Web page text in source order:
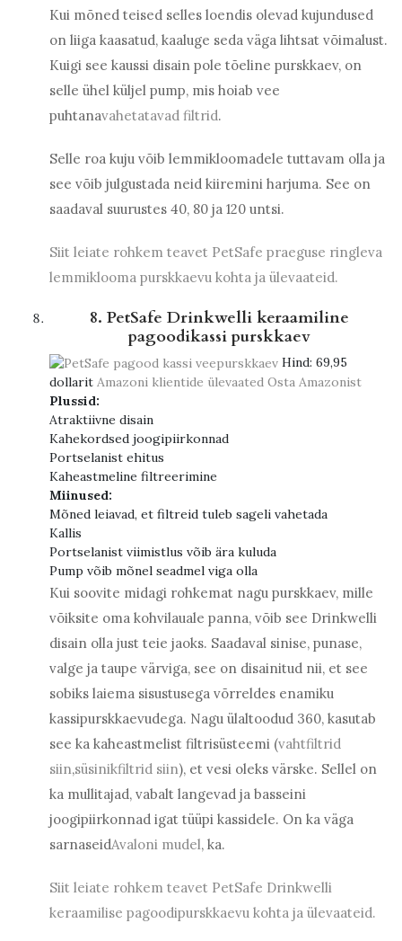
Kui mõned teised selles loendis olevad kujundused
on liiga kaasatud, kaaluge seda väga lihtsat võimalust.
Kuigi see kaussi disain pole tõeline purskkaev, on
selle ühel küljel pump, mis hoiab vee
puhtanavahetatavad filtrid.
Selle roa kuju võib lemmikloomadele tuttavam olla ja
see võib julgustada neid kiiremini harjuma. See on
saadaval suurustes 40, 80 ja 120 untsi.
Siit leiate rohkem teavet PetSafe praeguse ringleva
lemmiklooma purskkaevu kohta ja ülevaateid.
8. PetSafe Drinkwelli keraamiline
pagoodikassi purskkaev
Hind: 69,95
dollarit Amazoni klientide ülevaated Osta Amazonist
Plussid:
Atraktiivne disain
Kahekordsed joogipiirkonnad
Portselanist ehitus
Kaheastmeline filtreerimine
Miinused:
Mõned leiavad, et filtreid tuleb sageli vahetada
Kallis
Portselanist viimistlus võib ära kuluda
Pump võib mõnel seadmel viga olla
Kui soovite midagi rohkemat nagu purskkaev, mille
võiksite oma kohvilauale panna, võib see Drinkwelli
disain olla just teie jaoks. Saadaval sinise, punase,
valge ja taupe värviga, see on disainitud nii, et see
sobiks laiema sisustusega võrreldes enamiku
kassipurskkaevudega. Nagu ülaltoodud 360, kasutab
see ka kaheastmelist filtrisüsteemi (vahtfiltrid
siin,süsinikfiltrid siin), et vesi oleks värske. Sellel on
ka mullitajad, vabalt langevad ja basseini
joogipiirkonnad igat tüüpi kassidele. On ka väga
sarnaseidAvaloni mudel, ka.
Siit leiate rohkem teavet PetSafe Drinkwelli
keraamilise pagoodipurskkaevu kohta ja ülevaateid.